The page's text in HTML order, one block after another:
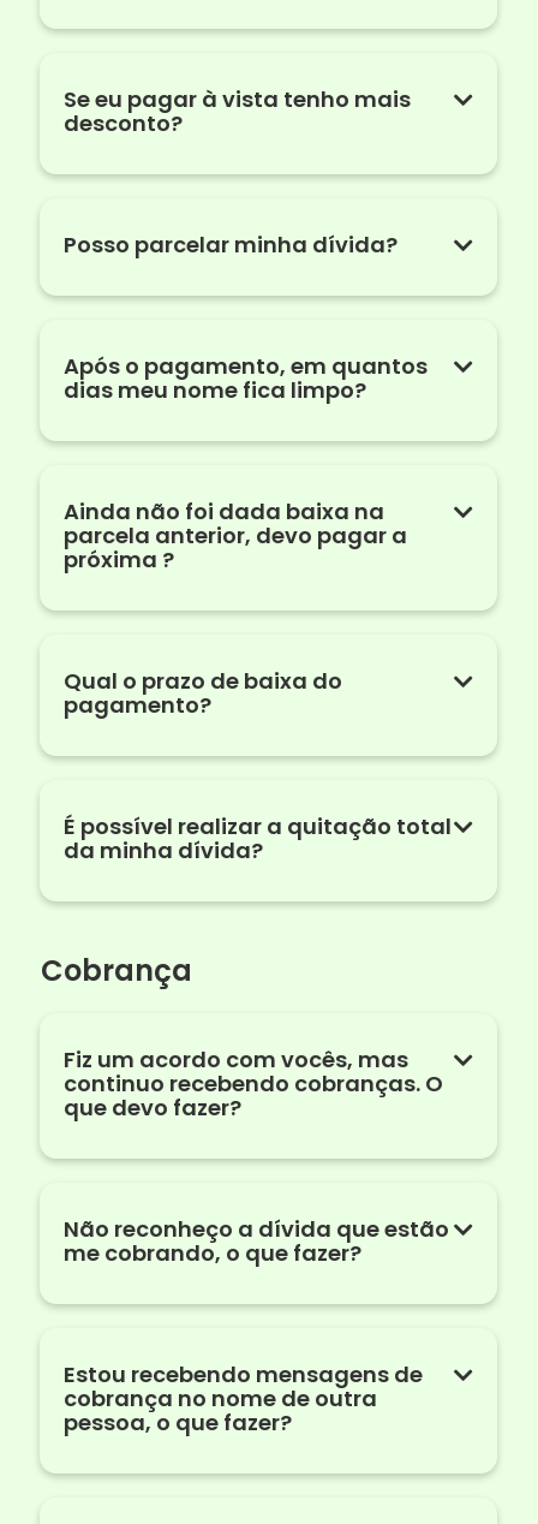
Se eu pagar à vista tenho mais
desconto?
Posso parcelar minha dívida?
Após o pagamento, em quantos
dias meu nome fica limpo?
Ainda não foi dada baixa na
parcela anterior, devo pagar a
próxima ?
Qual o prazo de baixa do
pagamento?
É possível realizar a quitação total
da minha dívida?
Cobrança
Fiz um acordo com vocês, mas
continuo recebendo cobranças. O
que devo fazer?
Não reconheço a dívida que estão
me cobrando, o que fazer?
Estou recebendo mensagens de
cobrança no nome de outra
pessoa, o que fazer?